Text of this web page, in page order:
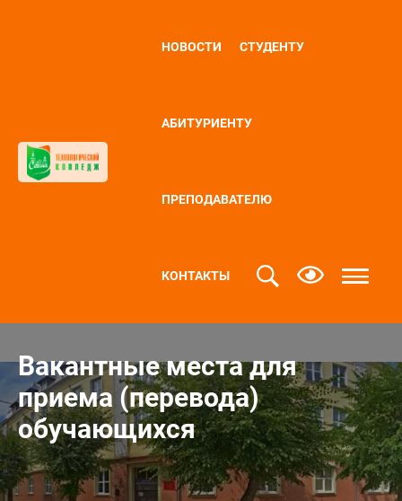
НОВОСТИ СТУДЕНТУ
АБИТУРИЕНТУ
ПРЕПОДАВАТЕЛЮ
КОНТАКТЫ
Вакантные места для
приема (перевода)
обучающихся